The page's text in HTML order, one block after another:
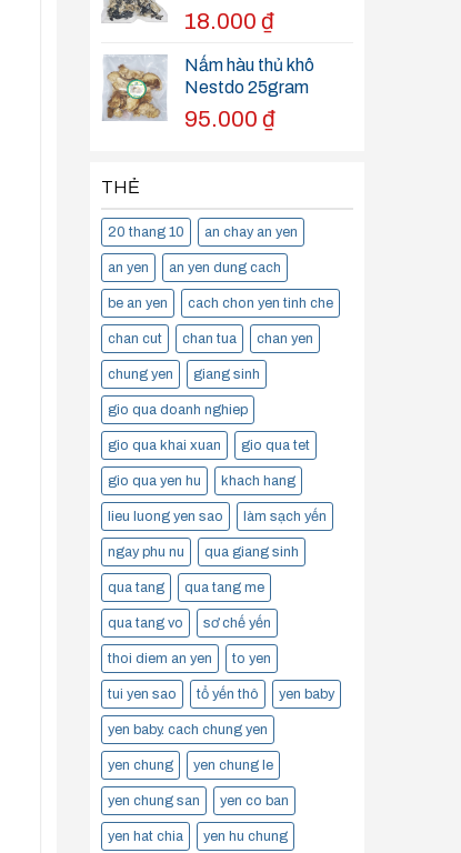
18.000 ₫
Nấm hàu thủ khô
Nestdo 25gram
95.000 ₫
THẺ
20 thang 10 an chay an yen
an yen an yen dung cach
be an yen cach chon yen tinh che
chan cut chan tua chan yen
chung yen giang sinh
gio qua doanh nghiep
gio qua khai xuan gio qua tet
gio qua yen hu khach hang
lieu luong yen sao làm sạch yến
ngay phu nu qua giang sinh
qua tang qua tang me
qua tang vo sơ chế yến
thoi diem an yen to yen
tui yen sao tổ yến thô yen baby
yen baby. cach chung yen
yen chung yen chung le
yen chung san yen co ban
yen hat chia yen hu chung